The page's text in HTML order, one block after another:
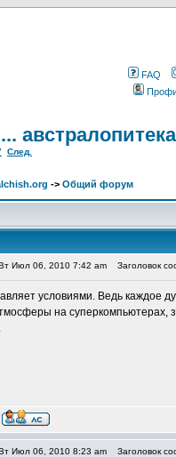
FAQ
След.
-> Общий форум
Июл 06, 2010 7:42 am Заголовок
условиями. Ведь каждое
на суперкомпьютерах,
Июл 06, 2010 8:23 am Заголовок